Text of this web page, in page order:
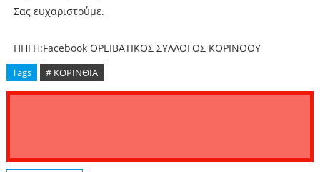
Σας ευχαριστούμε.
ΠΗΓΗ:Facebook ΟΡΕΙΒΑΤΙΚΟΣ ΣΥΛΛΟΓΟΣ ΚΟΡΙΝΘΟΥ
Tags # ΚΟΡΙΝΘΙΑ